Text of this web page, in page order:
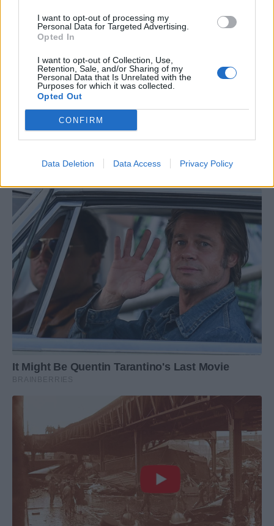
I want to opt-out of processing my
Personal Data for Targeted Advertising.
Opted In
I want to opt-out of Collection, Use,
Retention, Sale, and/or Sharing of my
Personal Data that Is Unrelated with the
Purposes for which it was collected.
Opted Out
CONFIRM
Data Deletion Data Access Privacy Policy